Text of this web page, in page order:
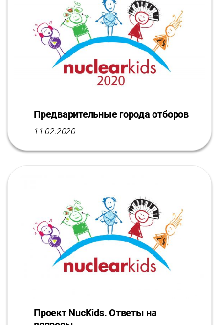
Предварительные города отборов
11.02.2020
Проект NucKids. Ответы на